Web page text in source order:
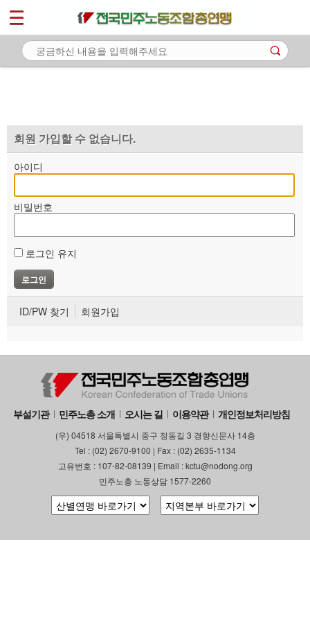
회원 가입할 수 없습니다.
아이디
비밀번호
로그인 유지
ID/PW 찾기 회원가입
부설기관 민주노총 소개 오시는 길 이용약관 개인정보처리방침
(우) 04518 서울특별시 중구 정동길 3 경향신문사 14층
Tel : (02) 2670-9100 | Fax : (02) 2635-1134
고유번호 : 107-82-08139 | Email : kctu@nodong.org
민주노총 노동상담 1577-2260
마이페이지
소개
자료
부설기관